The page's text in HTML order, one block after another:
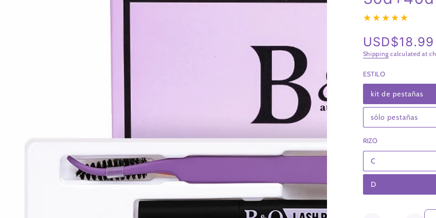
Regular
price
USD$18.99
Shipping calculated at
ESTILO
kit de pestañas
Variant
sold
out
or
unavailable
sólo pestañas
Variant
sold
or
RIZO
C
Variant
sold
out
or
D
Variant
sold